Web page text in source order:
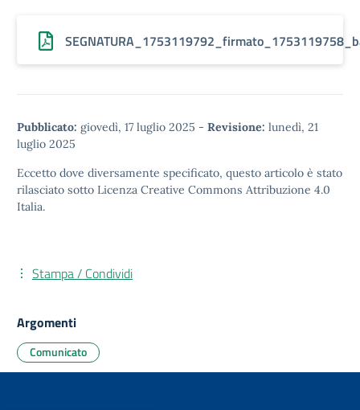
Pubblicato: giovedì, 17 luglio 2025 - Revisione: lunedì, 21
luglio 2025
Eccetto dove diversamente specificato, questo articolo è stato
rilasciato sotto Licenza Creative Commons Attribuzione 4.0
Italia.
Stampa / Condividi
Argomenti
Comunicato